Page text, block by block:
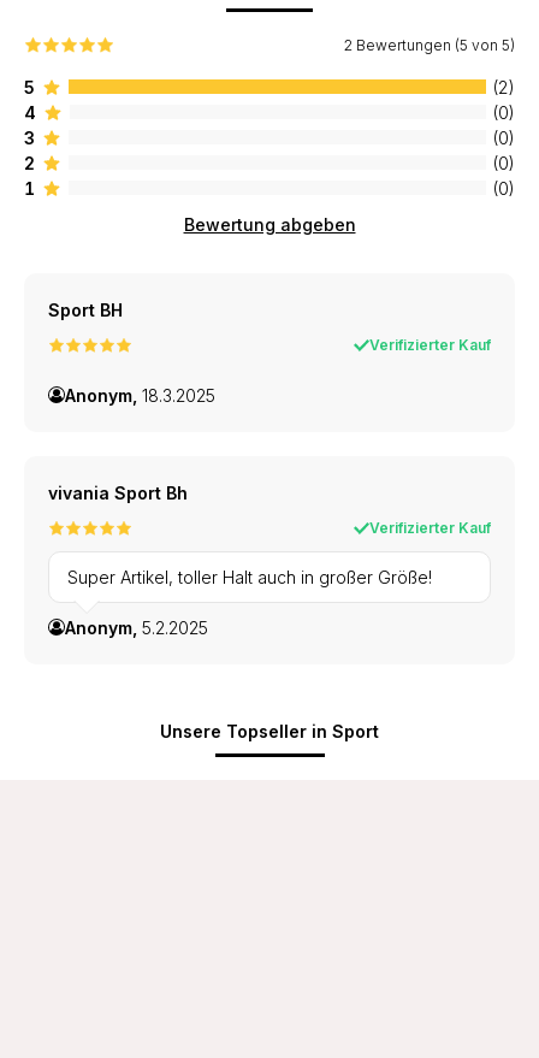
2 Bewertungen (5 von 5)
5
(2)
4
(0)
3
(0)
2
(0)
1
(0)
Bewertung abgeben
Sport BH
Verifizierter Kauf
Anonym, 18.3.2025
vivania Sport Bh
Verifizierter Kauf
Super Artikel, toller Halt auch in großer Größe!
Anonym, 5.2.2025
Unsere Topseller in Sport